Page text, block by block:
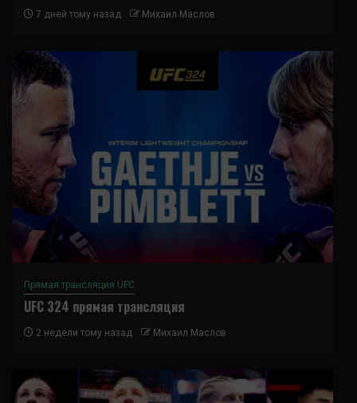
7 дней тому назад Михаил Маслов
Прямая трансляция UFC
UFC 324 прямая трансляция
2 недели тому назад Михаил Маслов